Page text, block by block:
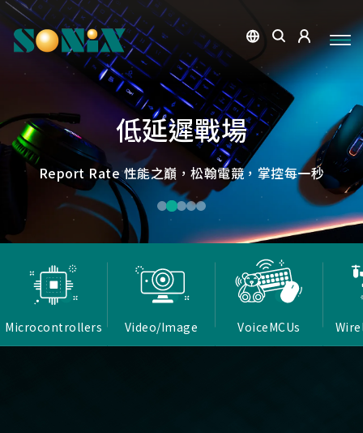
微小核心，巨大力量
松翰MCU：極致效能，智慧應用無所不在
低延遲戰場
Report Rate 性能之巔，松翰電競，掌控每一秒
捕捉每個清晰瞬間
高畫質ISP技術，支援HDR/3D降噪，提供卓越影像處理
能力
點讀魔法，數位學習新體驗
OID光學辨識技術，紙本內容瞬間數位化，開啟互動新篇
章
低延遲，無線視界
確保流暢穩定的影像傳輸
Microcontrollers Video/Image VoiceMCUs